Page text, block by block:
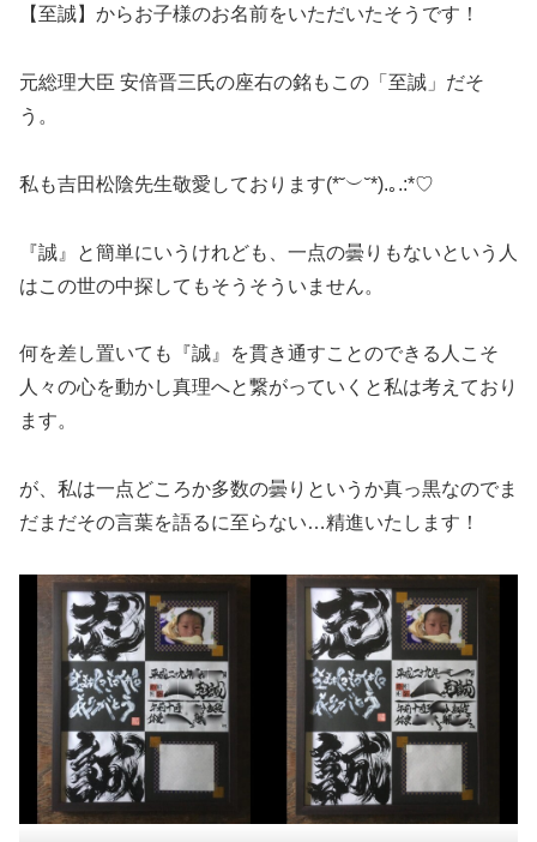
【至誠】からお子様のお名前をいただいたそうです！
元総理大臣 安倍晋三氏の座右の銘もこの「至誠」だそ
う。
私も吉田松陰先生敬愛しております(*˘︶˘*).｡.:*♡
『誠』と簡単にいうけれども、一点の曇りもないという人
はこの世の中探してもそうそういません。
何を差し置いても『誠』を貫き通すことのできる人こそ
人々の心を動かし真理へと繋がっていくと私は考えており
ます。
が、私は一点どころか多数の曇りというか真っ黒なのでま
だまだその言葉を語るに至らない…精進いたします！